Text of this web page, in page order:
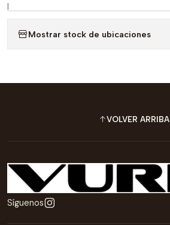
|
Mostrar stock de ubicaciones
VOLVER ARRIBA
Síguenos